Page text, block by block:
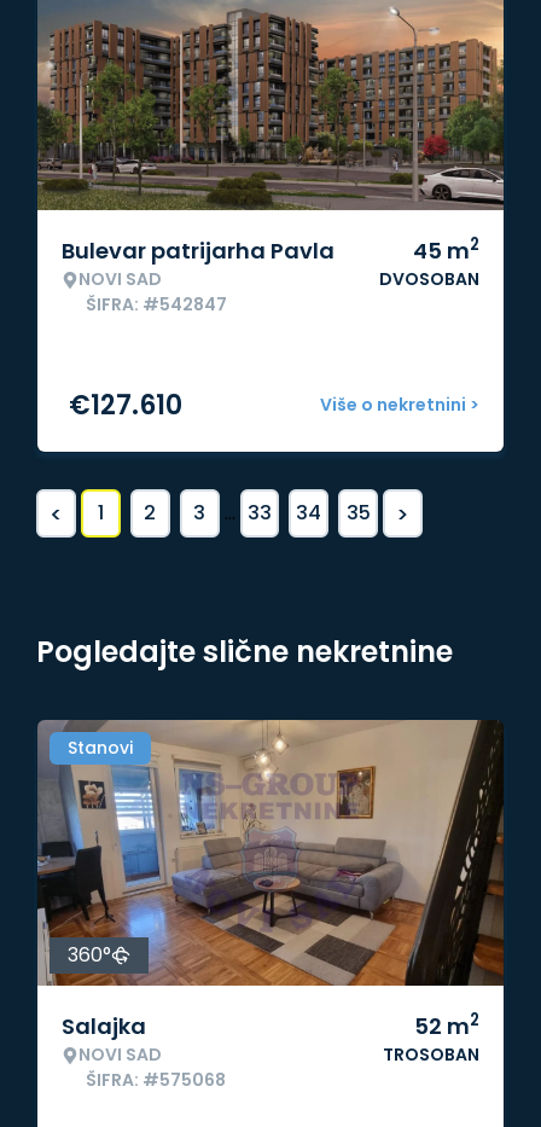
Bulevar patrijarha Pavla
NOVI SAD
ŠIFRA: #542847
45 m2
DVOSOBAN
Više o nekretnini >
€127.610
< 1 2 3 ... 33 34 35 >
Pogledajte slične nekretnine
Stanovi
360°
Salajka
NOVI SAD
ŠIFRA: #575068
52 m2
TROSOBAN